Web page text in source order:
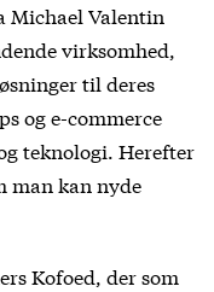
Michael Valentin
virksomhed,
til deres
og e-commerce
teknologi. Herefter
man kan nyde
Kofoed, der som